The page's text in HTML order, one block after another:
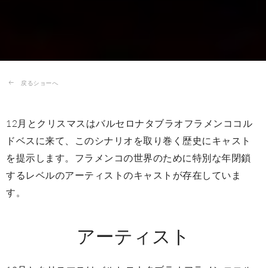
戻るショーへ
12月とクリスマスはバルセロナタブラオフラメンココル
ドベスに来て、このシナリオを取り巻く歴史にキャスト
を提示します。フラメンコの世界のために特別な年閉鎖
するレベルのアーティストのキャストが存在していま
す。
アーティスト